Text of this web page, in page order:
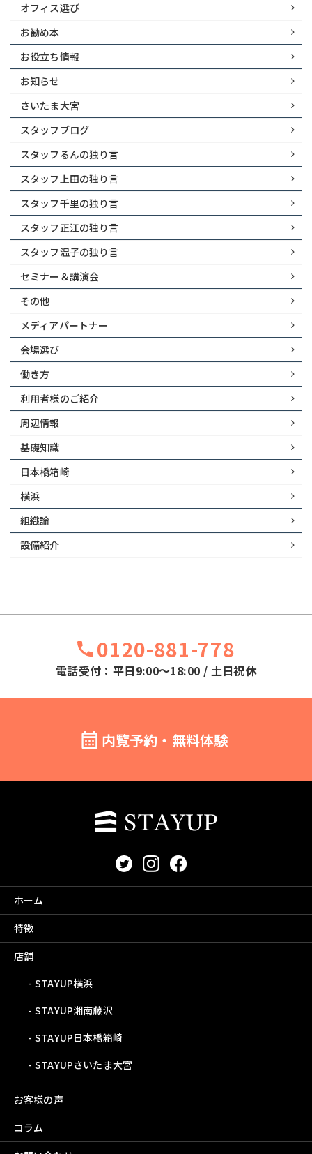
オフィス選び
お勧め本
お役立ち情報
お知らせ
さいたま大宮
スタッフブログ
スタッフるんの独り言
スタッフ上田の独り言
スタッフ千里の独り言
スタッフ正江の独り言
スタッフ温子の独り言
セミナー＆講演会
その他
メディアパートナー
会場選び
働き方
利用者様のご紹介
周辺情報
基礎知識
日本橋箱崎
横浜
組織論
設備紹介
0120-881-778
電話受付：平日9:00～18:00 / 土日祝休
内覧予約・無料体験
ホーム
特徴
店舗
STAYUP横浜
STAYUP湘南藤沢
STAYUP日本橋箱崎
STAYUPさいたま大宮
お客様の声
コラム